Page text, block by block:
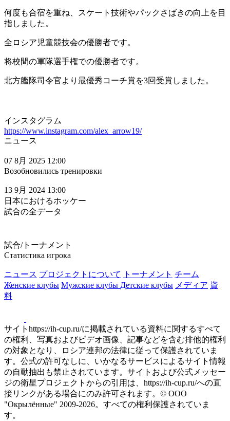
何度も合宿を重ね、スケート技術やパックさばきの向上を目
指しました。
全ロシア児童競技会の優勝者です。
将校間の軍隊選手権での優勝者です。
北方艦隊司令官より最優秀コーチ賞を3回受賞しました。
インスタグラム
https://www.instagram.com/alex_arrow19/
ニュース
07 8月 2025 12:00
Возобновились тренировки
13 9月 2024 13:00
日本におけるホッケー
試合の全データ
試合/トーナメント
Статистика игрока
ニュース プロジェクトについて トーナメント チーム
Женские клубы Мужские клубы Детские клубы メディア 資
料
サイトhttps://ih-cup.ru/に掲載されている資料に関するすべて
の権利、写真およびビデオ画像、記事などを含む排他的権利
の対象となり、ロシア連邦の法律に従って保護されていま
す。公式の許可なしに、いかなるサービスによるサイト情報
の自動抽出も禁止されています。サイトおよび公式メッセー
ジの衛星プロジェクトからの引用は、https://ih-cup.ru/への直
接リンクがある場合にのみ許可されます。© ООО
"Окрылённые" 2009-2026。すべての権利保護されていま
す。